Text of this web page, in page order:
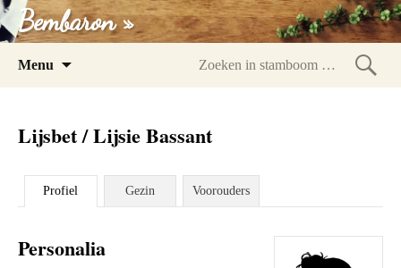
Bembaron »
Menu
Lijsbet / Lijsie Bassant
Profiel Gezin Voorouders
Personalia